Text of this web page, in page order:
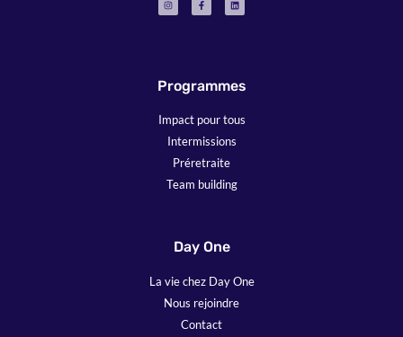
Programmes
Impact pour tous
Intermissions
Préretraite
Team building
Day One
La vie chez Day One
Nous rejoindre
Contact